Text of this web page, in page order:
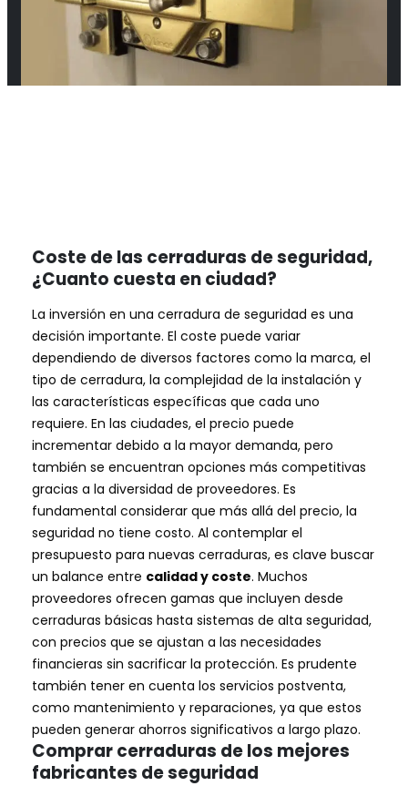
Coste de las cerraduras de seguridad,
¿Cuanto cuesta en ciudad?
La inversión en una cerradura de seguridad es una
decisión importante. El coste puede variar
dependiendo de diversos factores como la marca, el
tipo de cerradura, la complejidad de la instalación y
las características específicas que cada uno
requiere. En las ciudades, el precio puede
incrementar debido a la mayor demanda, pero
también se encuentran opciones más competitivas
gracias a la diversidad de proveedores. Es
fundamental considerar que más allá del precio, la
seguridad no tiene costo. Al contemplar el
presupuesto para nuevas cerraduras, es clave buscar
un balance entre calidad y coste. Muchos
proveedores ofrecen gamas que incluyen desde
cerraduras básicas hasta sistemas de alta seguridad,
con precios que se ajustan a las necesidades
financieras sin sacrificar la protección. Es prudente
también tener en cuenta los servicios postventa,
como mantenimiento y reparaciones, ya que estos
pueden generar ahorros significativos a largo plazo.
Comprar cerraduras de los mejores
fabricantes de seguridad